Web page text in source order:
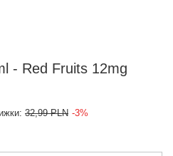
- Red Fruits 12mg
32,99 PLN -3%